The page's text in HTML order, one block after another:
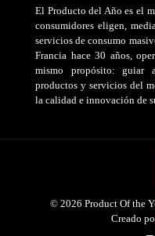
El Producto del Año es el
consumidores eligen,
servicios de consumo
Francia hace 30 años,
mismo propósito: guiar
productos y servicios del
la calidad e innovación de
© 2026 Product Of the
Creado